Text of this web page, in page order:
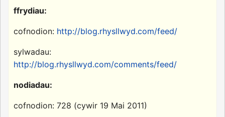
ffrydiau:
cofnodion: http://blog.rhysllwyd.com/feed/
sylwadau:
http://blog.rhysllwyd.com/comments/feed/
nodiadau:
cofnodion: 728 (cywir 19 Mai 2011)